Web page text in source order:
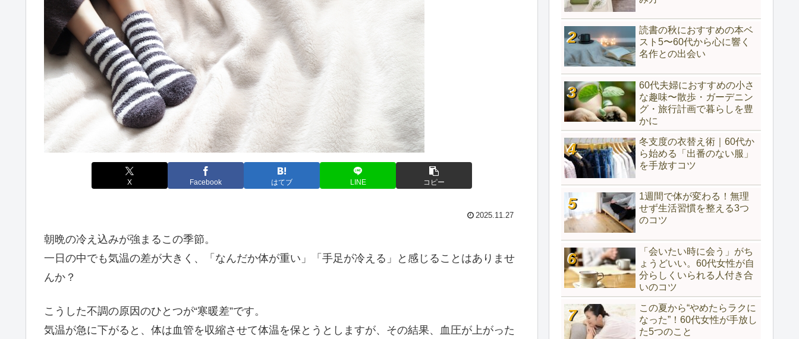
X Facebook はてブ LINE コピー
2025.11.27
朝晩の冷え込みが強まるこの季節。
一日の中でも気温の差が大きく、「なんだか体が重い」「手足が冷える」と感じることはありませ
んか？
こうした不調の原因のひとつが“寒暖差”です。
気温が急に下がると、体は血管を収縮させて体温を保とうとしますが、その結果、血圧が上がった
読書の秋におすすめの本ベ
スト5〜60代から心に響く
名作との出会い
60代夫婦におすすめの小さ
な趣味〜散歩・ガーデニン
グ・旅行計画で暮らしを豊
かに
冬支度の衣替え術｜60代か
ら始める「出番のない服」
を手放すコツ
1週間で体が変わる！無理
せず生活習慣を整える3つ
のコツ
「会いたい時に会う」がち
ょうどいい。60代女性が自
分らしくいられる人付き合
いのコツ
この夏から“やめたらラクに
なった”！60代女性が手放し
た5つのこと